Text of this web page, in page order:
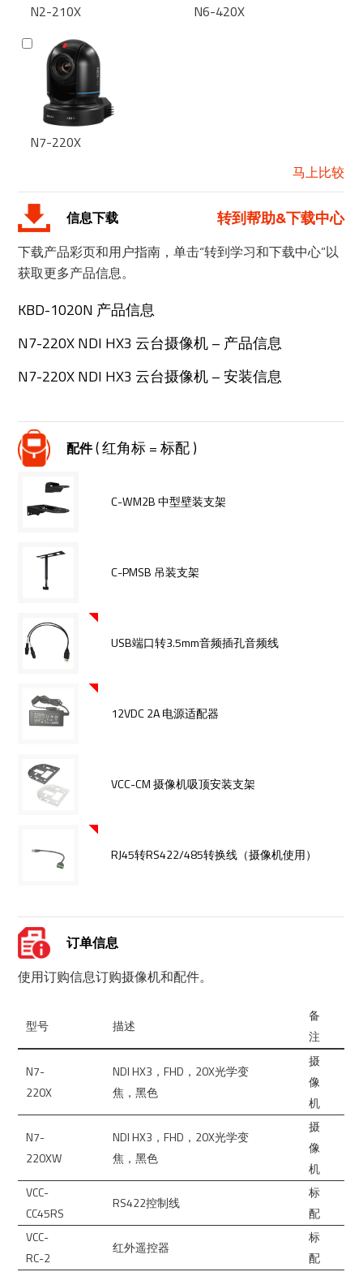
N2-210X N6-420X
N7-220X
马上比较
信息下载 转到帮助&下载中心
下载产品彩页和用户指南，单击“转到学习和下载中心”以
获取更多产品信息。
KBD-1020N 产品信息
N7-220X NDI HX3 云台摄像机 – 产品信息
N7-220X NDI HX3 云台摄像机 – 安装信息
配件( 红角标 = 标配 )
C-WM2B 中型壁装支架
C-PMSB 吊装支架
USB端口转3.5mm音频插孔音频线
12VDC 2A 电源适配器
VCC-CM 摄像机吸顶安装支架
RJ45转RS422/485转换线（摄像机使用）
订单信息
使用订购信息订购摄像机和配件。
型号 描述
备
注
N7-
220X
NDI HX3，FHD，20X光学变
焦，黑色
摄
像
机
N7-
220XW
NDI HX3，FHD，20X光学变
焦，黑色
摄
像
机
VCC-
CC45RS
RS422控制线
标
配
VCC-
RC-2
红外遥控器
标
配